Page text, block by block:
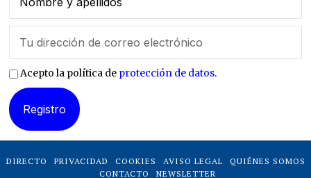
Acepto la política de protección de datos.
DIRECTO PRIVACIDAD COOKIES AVISO LEGAL
QUIÉNES SOMOS
CONTACTO
NEWSLETTER